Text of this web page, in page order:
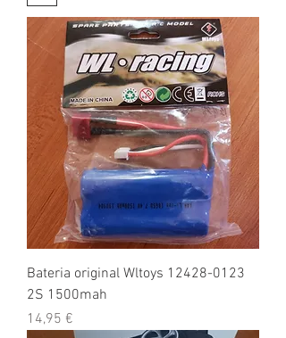
Bateria original Wltoys 12428-0123
2S 1500mah
Preço
14,95 €